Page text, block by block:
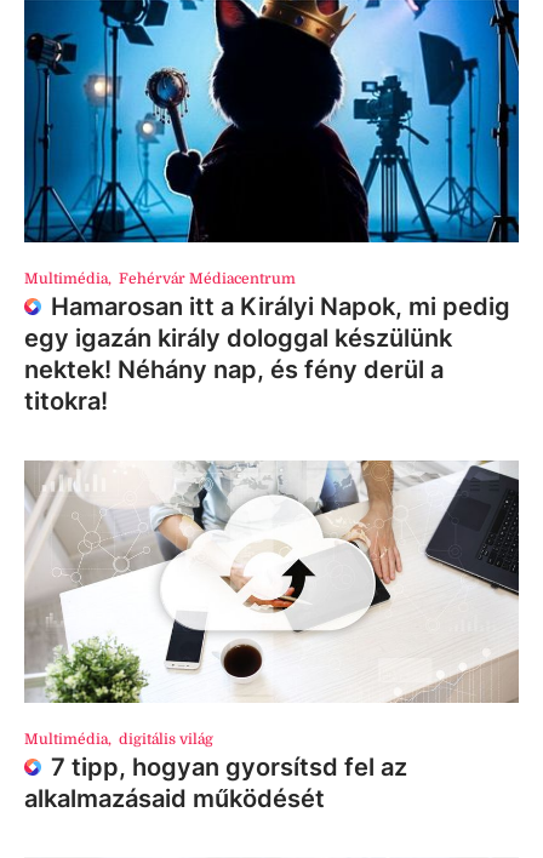
Multimédia, Fehérvár Médiacentrum
Hamarosan itt a Királyi Napok, mi pedig
egy igazán király dologgal készülünk
nektek! Néhány nap, és fény derül a
titokra!
Multimédia, digitális világ
7 tipp, hogyan gyorsítsd fel az
alkalmazásaid működését